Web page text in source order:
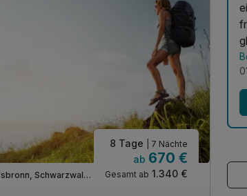
bis November
Baiersbronn, Schwarzwald Nord
8 Tage | 7 Nächte
ab 670 €
Gesamt ab 1.340 €